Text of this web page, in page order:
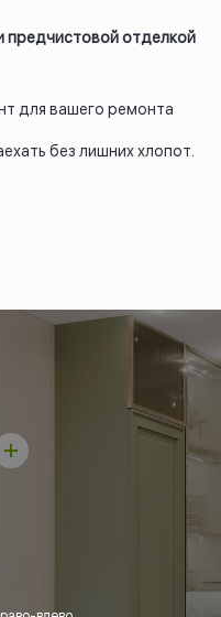
предчистовой отделкой
для вашего ремонта
без лишних хлопот.